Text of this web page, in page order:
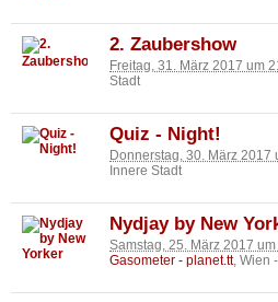
2. Zaubershow
Freitag, 31. März 2017 um
Stadt
Quiz - Night!
Donnerstag, 30. März 2017
Innere Stadt
Nydjay by New
Samstag, 25. März 2017
Gasometer - planet.tt, Wien